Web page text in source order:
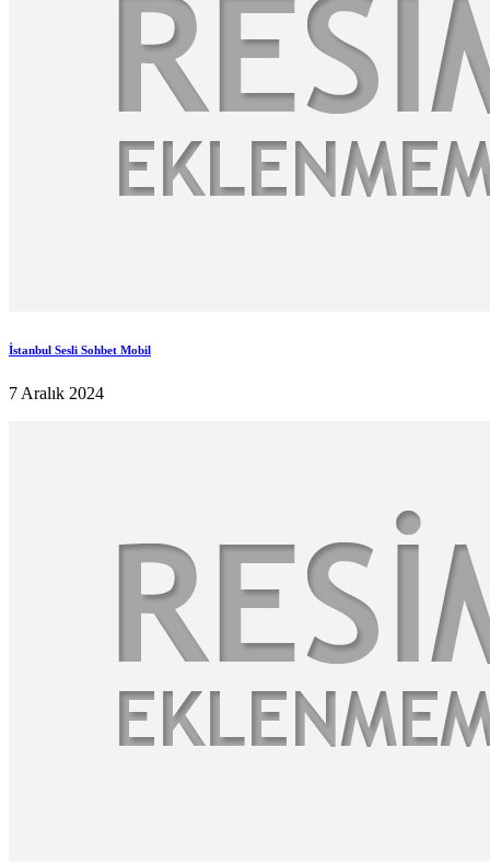
İstanbul Sesli Sohbet Mobil
7 Aralık 2024